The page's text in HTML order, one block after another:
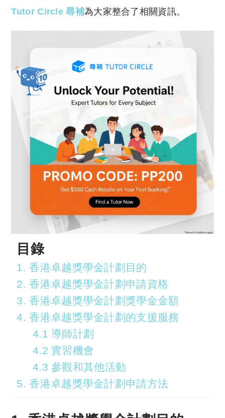
Tutor Circle 尋補為大家整合了相關資訊。
目錄
1. 香港卓越獎學金計劃目的
2. 香港卓越獎學金計劃申請資格
3. 香港卓越獎學金計劃獎學金金額
4. 香港卓越獎學金計劃的支援服務
4.1 導師計劃
4.2 實習機會
4.3 參觀和其他活動
5. 香港卓越獎學金計劃申請方法